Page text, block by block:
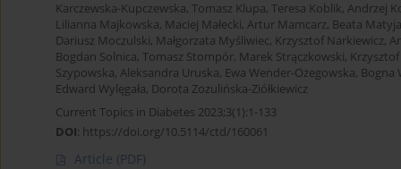
Karczewska-Kupczewska, Tomasz Klupa, Teresa Koblik, Andrzej
Lilianna Majkowska, Maciej Małecki, Artur Mamcarz, Beata
Dariusz Moczulski, Małgorzata Myśliwiec, Krzysztof Narkiewicz,
Bogdan Solnica, Tomasz Stompór, Marek Strączkowski,
Szypowska, Aleksandra Uruska, Ewa Wender-Ożegowska, Bogna
Edward Wylęgała, Dorota Zozulińska-Ziółkiewicz
Current Topics in Diabetes 2023;3(1):1-133
DOI: https://doi.org/10.5114/ctd/160061
Article (PDF)